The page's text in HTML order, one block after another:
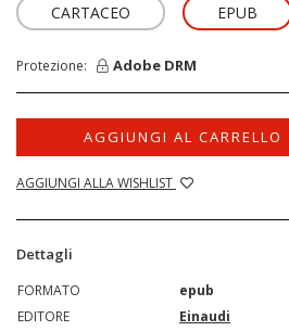
CARTACEO EPUB
Protezione: Adobe DRM
AGGIUNGI AL CARRELLO
AGGIUNGI ALLA WISHLIST
Dettagli
FORMATO
epub
EDITORE
Einaudi